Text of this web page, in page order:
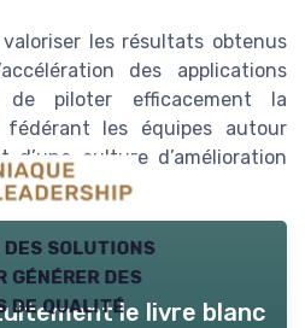
les résultats obtenus
des applications
piloter efficacement la
les équipes autour
d’une culture d’amélioration
des solutions
générer des
de qualitéle livre blanc